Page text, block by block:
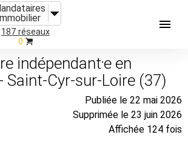
187 réseaux
0
indépendant⸱e en
Saint-Cyr-sur-Loire (37)
Publiée le 22 mai 2026
Supprimée le 23 juin 2026
Affichée 124 fois